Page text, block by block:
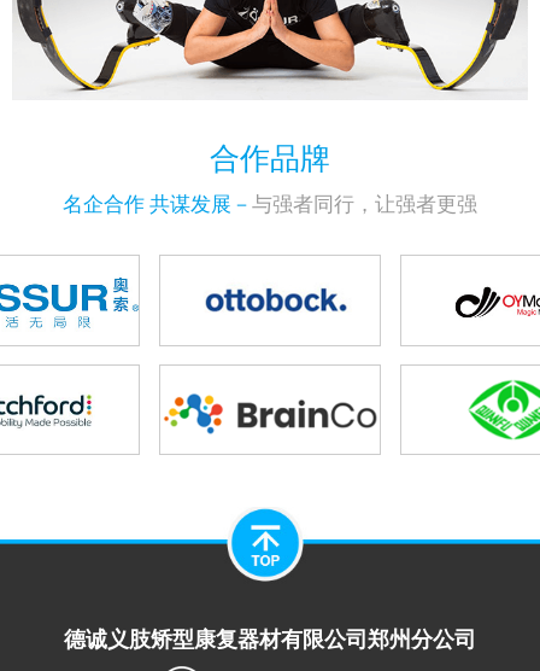
合作品牌
名企合作 共谋发展－ 与强者同行，让强者更强
德诚义肢矫型康复器材有限公司郑州分公司